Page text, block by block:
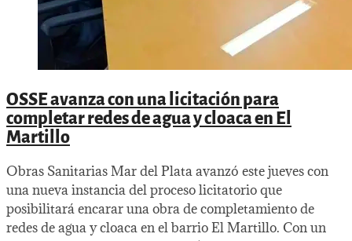
OSSE avanza con una licitación para
completar redes de agua y cloaca en El
Martillo
Obras Sanitarias Mar del Plata avanzó este jueves con
una nueva instancia del proceso licitatorio que
posibilitará encarar una obra de completamiento de
redes de agua y cloaca en el barrio El Martillo. Con un